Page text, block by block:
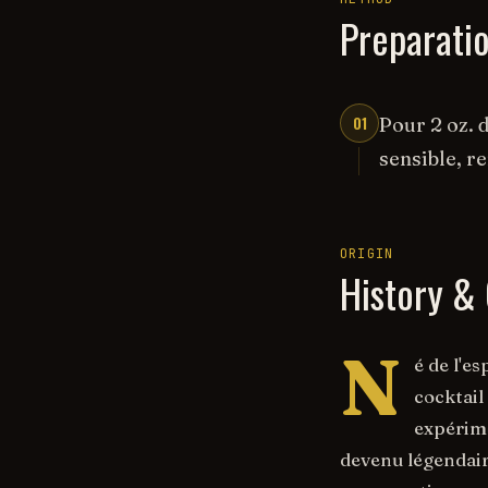
01 Pour 2 oz.
sensible,
ORIGIN
History &
N
é de
cocktail
devenu